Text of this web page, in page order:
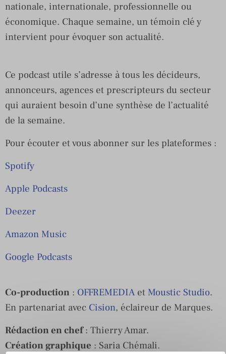
nationale, internationale, professionnelle ou
économique. Chaque semaine, un témoin clé y
intervient pour évoquer son actualité.
Ce podcast utile s’adresse à tous les décideurs,
annonceurs, agences et prescripteurs du secteur
qui auraient besoin d’une synthèse de l’actualité
de la semaine.
Pour écouter et vous abonner sur les plateformes :
Spotify
Apple Podcasts
Deezer
Amazon Music
Google Podcasts
Co-production : OFFREMEDIA et Moustic Studio.
En partenariat avec Cision, éclaireur de Marques.
Rédaction en chef: Thierry Amar.
Création graphique : Saria Chémali.